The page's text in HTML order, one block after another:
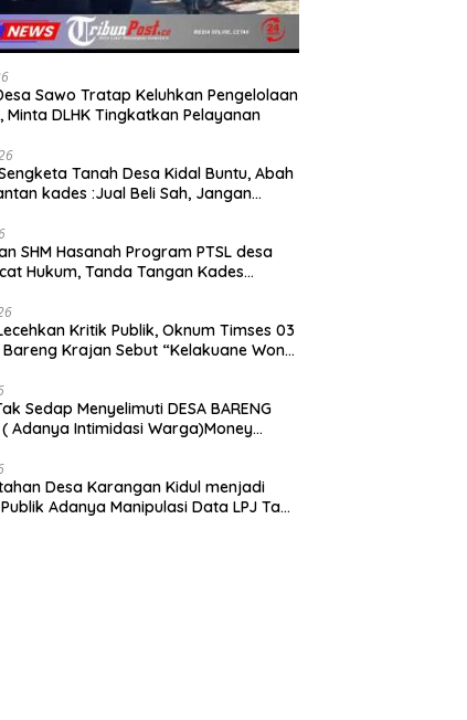
Sawo Tratap Keluhkan Pengelolaan
Minta DLHK Tingkatkan Pelayanan
Tanah Desa Kidal Buntu, Abah
kades :Jual Beli Sah, Jangan
Hak Warga.
SHM Hasanah Program PTSL desa
Hukum, Tanda Tangan Kades
Kritik Publik, Oknum Timses 03
Bareng Krajan Sebut “Kelakuane Wong
Sedap Menyelimuti DESA BARENG
( Adanya Intimidasi Warga)Money
Desa Karangan Kidul menjadi
Adanya Manipulasi Data LPJ Ta